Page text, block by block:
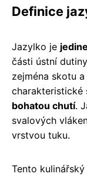
Definice
Jazylko je
části ústní
zejména skotu
charakteristické
bohatou chutí.
svalových
vrstvou tuku.
Tento